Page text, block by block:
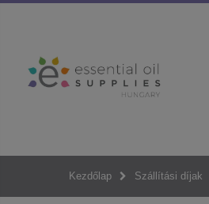
Kezdőlap Szállítási díjak